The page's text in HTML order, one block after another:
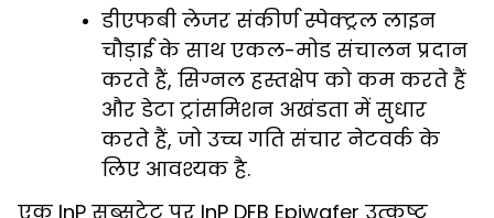
डीएफबी लेजर संकीर्ण स्पेक्ट्रल लाइन
चौड़ाई के साथ एकल-मोड संचालन प्रदान
करते हैं, सिग्नल हस्तक्षेप को कम करते हैं
और डेटा ट्रांसमिशन अखंडता में सुधार
करते हैं, जो उच्च गति संचार नेटवर्क के
लिए आवश्यक है.
एक InP सब्सट्रेट पर InP DFB Epiwafer उत्कृष्ट